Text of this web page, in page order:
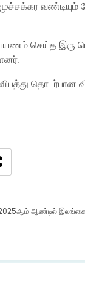
வண்டியும்
பயணம் செய்த இரு
விபத்து
ஆண்டில்